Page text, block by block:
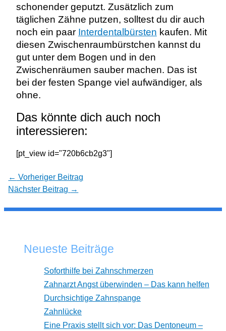
schonender geputzt. Zusätzlich zum
täglichen Zähne putzen, solltest du dir auch
noch ein paar Interdentalbürsten kaufen. Mit
diesen Zwischenraumbürstchen kannst du
gut unter dem Bogen und in den
Zwischenräumen sauber machen. Das ist
bei der festen Spange viel aufwändiger, als
ohne.
Das könnte dich auch noch
interessieren:
[pt_view id="720b6cb2g3"]
← Vorheriger Beitrag
Nächster Beitrag →
Neueste Beiträge
Soforthilfe bei Zahnschmerzen
Zahnarzt Angst überwinden – Das kann helfen
Durchsichtige Zahnspange
Zahnlücke
Eine Praxis stellt sich vor: Das Dentoneum –